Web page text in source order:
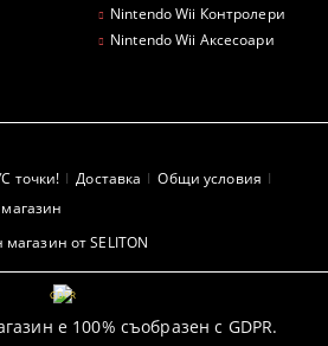
Nintendo Wii Контролери
Nintendo Wii Аксесоари
от SELITON
точки! Доставка
Общи условия
GDPR
е 100% съобразен с GDPR.